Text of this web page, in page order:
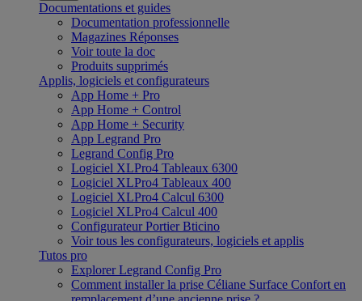
Documentations et guides
Documentation professionnelle
Magazines Réponses
Voir toute la doc
Produits supprimés
Applis, logiciels et configurateurs
App Home + Pro
App Home + Control
App Home + Security
App Legrand Pro
Legrand Config Pro
Logiciel XLPro4 Tableaux 6300
Logiciel XLPro4 Tableaux 400
Logiciel XLPro4 Calcul 6300
Logiciel XLPro4 Calcul 400
Configurateur Portier Bticino
Voir tous les configurateurs, logiciels et applis
Tutos pro
Explorer Legrand Config Pro
Comment installer la prise Céliane Surface Confort en